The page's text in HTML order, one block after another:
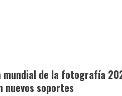
mundial de la fotografía
nuevos soportes